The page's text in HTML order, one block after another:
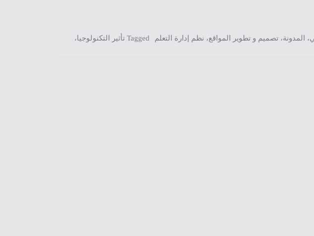
، المدونة، تصميم و تطوير المواقع، نظم إدارة التعلم Tagged تأثير التكنولوجيا،